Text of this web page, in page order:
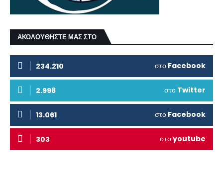
ΑΚΟΛΟΥΘΗΣΤΕ ΜΑΣ ΣΤΟ
234.210 στο Facebook
2.998 στο Twitter
13.061 στο Facebook
303 στοyoutube